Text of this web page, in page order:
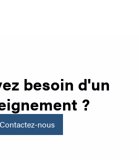
besoin d'un
?
Contactez-nous